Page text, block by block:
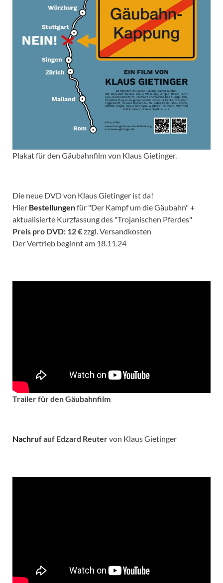
Plakat für den Gäubahnfilm von Klaus Gietinger.
Die neue DVD von Klaus Gietinger ist da!
Hier Bestellungenfür "Der Kampf um die Gäubahn" +
aktualisierte Kurzfassung des "Trojanischen Pferdes"
Preis pro DVD: 12 €zzgl. Versandkosten
Der Vertrieb beginnt am 18.11.24
Trailer für den Gäubahnfilm
Nachrufauf Edzard Reutervon Klaus Gietinger